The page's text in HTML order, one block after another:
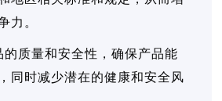
力。
的质量和安全性，确保产品能
同时减少潜在的健康和安全风